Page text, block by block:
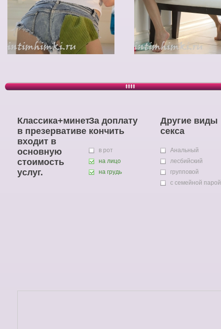
Классика+минет
в презервативе
входит в
основную
стоимость
услуг.
За доплату
кончить
в рот
на лицо
на грудь
Другие виды
секса
Анальный
лесбийский
групповой
с семейной парой